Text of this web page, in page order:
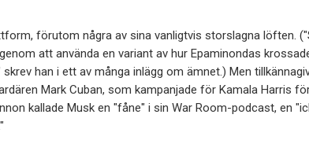
förutom några av sina vanligtvis storslagna löften.
att använda en variant av hur Epaminondas
han i ett av många inlägg om ämnet.) Men
Mark Cuban, som kampanjade för Kamala Harris
kallade Musk en "fåne" i sin War Room-podcast, en